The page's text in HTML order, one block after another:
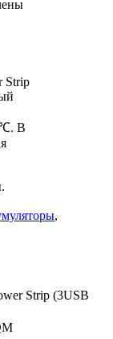
Strip
℃. В
,
Strip (3USB